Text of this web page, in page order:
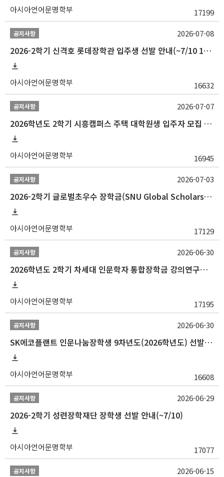
아시아언어문명학부 17199
공지사항
2026-2학기 신격호 롯데장학관 입주생 선발 안내(~7/10 10:00)
아시아언어문명학부 16632
2026-07-08
공지사항
2026학년도 2학기 시흥캠퍼스 주택 대학원생 입주자 모집 안내
아시아언어문명학부 16945
2026-07-07
공지사항
2026-2학기 글로벌초우수 장학금(SNU Global Scholarship, GS) 신청 안내(~7/12 23:00)
아시아언어문명학부 17129
2026-07-03
공지사항
2026학년도 2학기 차세대 인문학자 통합장학금 강의연구조교 선발 안내(~7/8)
아시아언어문명학부 17195
2026-06-30
공지사항
SK에코플랜트 인문나눔장학생 9차년도(2026학년도) 선발 안내(~7/20)
아시아언어문명학부 16608
2026-06-30
공지사항
2026-2학기 성련장학재단 장학생 선발 안내(~7/10)
아시아언어문명학부 17077
2026-06-29
공지사항 2026-06-15